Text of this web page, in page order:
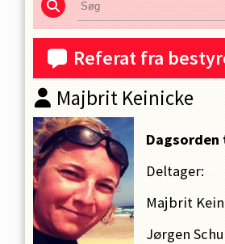
Referat fra
Majbrit Keinicke
Deltager:
Majbrit
Jørgen